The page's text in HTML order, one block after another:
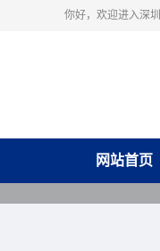
你好，欢迎进入深
网站首页